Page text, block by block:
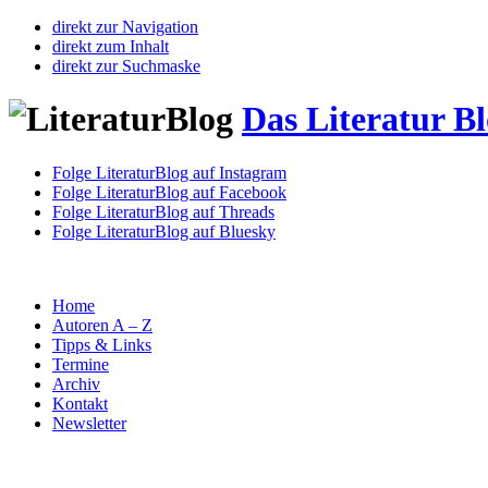
direkt zur Navigation
direkt zum Inhalt
direkt zur Suchmaske
Das Literatur
Folge LiteraturBlog auf Instagram
Folge LiteraturBlog auf Facebook
Folge LiteraturBlog auf Threads
Folge LiteraturBlog auf Bluesky
Home
Autoren A – Z
Tipps & Links
Termine
Archiv
Kontakt
Newsletter